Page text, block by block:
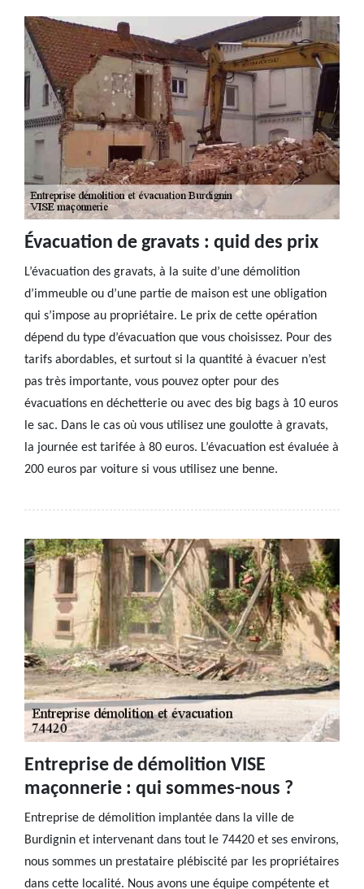
Évacuation de gravats : quid des prix
L’évacuation des gravats, à la suite d’une démolition
d’immeuble ou d’une partie de maison est une obligation
qui s’impose au propriétaire. Le prix de cette opération
dépend du type d’évacuation que vous choisissez. Pour des
tarifs abordables, et surtout si la quantité à évacuer n’est
pas très importante, vous pouvez opter pour des
évacuations en déchetterie ou avec des big bags à 10 euros
le sac. Dans le cas où vous utilisez une goulotte à gravats,
la journée est tarifée à 80 euros. L’évacuation est évaluée à
200 euros par voiture si vous utilisez une benne.
Entreprise de démolition VISE
maçonnerie : qui sommes-nous ?
Entreprise de démolition implantée dans la ville de
Burdignin et intervenant dans tout le 74420 et ses environs,
nous sommes un prestataire plébiscité par les propriétaires
dans cette localité. Nous avons une équipe compétente et